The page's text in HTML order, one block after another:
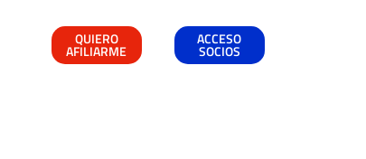
QUIERO
AFILIARME
ACCESO
SOCIOS